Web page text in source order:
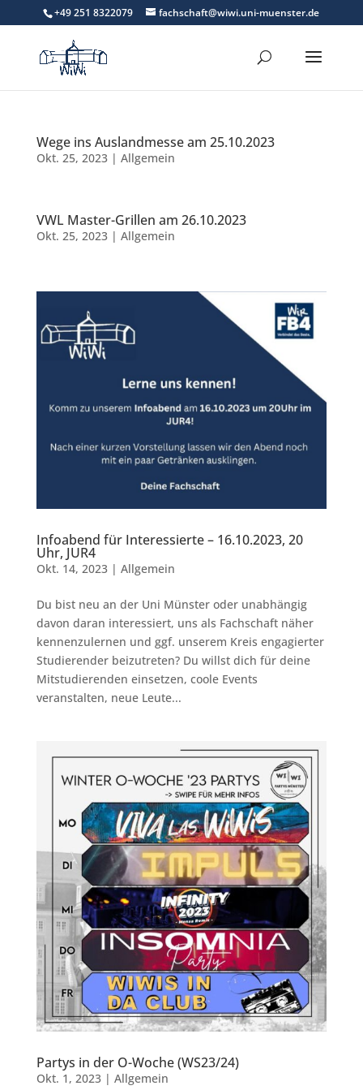
+49 251 8322079 fachschaft@wiwi.uni-muenster.de
Wege ins Auslandmesse am 25.10.2023
Okt. 25, 2023| Allgemein
VWL Master-Grillen am 26.10.2023
Okt. 25, 2023| Allgemein
Infoabend für Interessierte – 16.10.2023, 20
Uhr, JUR4
Okt. 14, 2023| Allgemein
Du bist neu an der Uni Münster oder unabhängig
davon daran interessiert, uns als Fachschaft näher
kennenzulernen und ggf. unserem Kreis engagierter
Studierender beizutreten? Du willst dich für deine
Mitstudierenden einsetzen, coole Events
veranstalten, neue Leute...
Partys in der O-Woche (WS23/24)
Okt. 1, 2023| Allgemein